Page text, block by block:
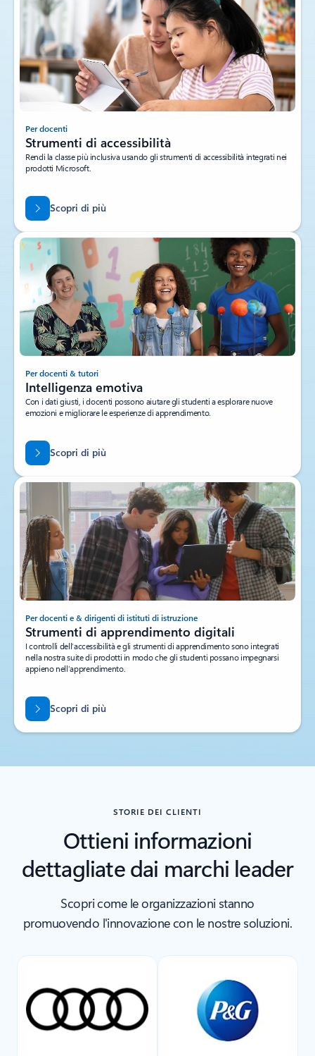
Per docenti
Strumenti di accessibilità
Rendi la classe più inclusiva usando gli strumenti di accessibilità integrati nei
prodotti Microsoft.
Scopri di più
Per docenti & tutori
Intelligenza emotiva
Con i dati giusti, i docenti possono aiutare gli studenti a esplorare nuove
emozioni e migliorare le esperienze di apprendimento.
Scopri di più
Per docenti e & dirigenti di istituti di istruzione
Strumenti di apprendimento digitali
I controlli dell’accessibilità e gli strumenti di apprendimento sono integrati
nella nostra suite di prodotti in modo che gli studenti possano impegnarsi
appieno nell’apprendimento.
Scopri di più
STORIE DEI CLIENTI
Ottieni informazioni
dettagliate dai marchi leader
Scopri come le organizzazioni stanno
promuovendo l'innovazione con le nostre soluzioni.